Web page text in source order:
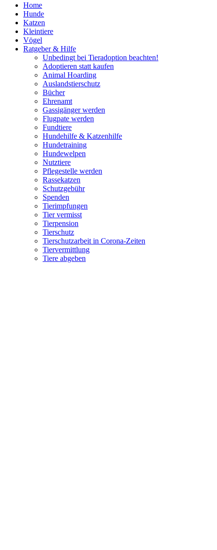
Home
Hunde
Katzen
Kleintiere
Vögel
Ratgeber & Hilfe
Unbedingt bei Tieradoption beachten!
Adoptieren statt kaufen
Animal Hoarding
Auslandstierschutz
Bücher
Ehrenamt
Gassigänger werden
Flugpate werden
Fundtiere
Hundehilfe & Katzenhilfe
Hundetraining
Hundewelpen
Nutztiere
Pflegestelle werden
Rassekatzen
Schutzgebühr
Spenden
Tierimpfungen
Tier vermisst
Tierpension
Tierschutz
Tierschutzarbeit in Corona-Zeiten
Tiervermittlung
Tiere abgeben